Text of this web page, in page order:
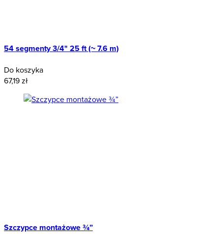
54 segmenty 3/4" 25 ft (~ 7.6 m)
Do koszyka
67,19 zł
Szczypce montażowe ¾”